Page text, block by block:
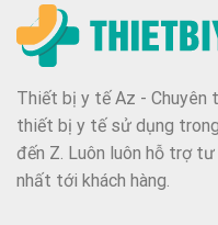
Thiết bị y tế Az - Chuyên
thiết bị y tế sử dụng trong
đến Z. Luôn luôn hỗ trợ
nhất tới khách hàng.